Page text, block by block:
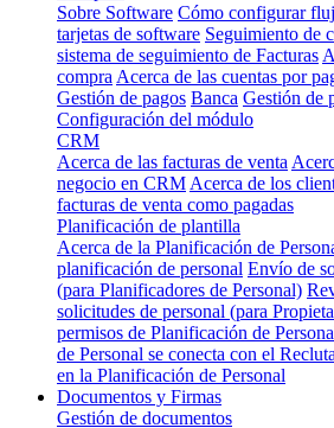
Sobre Software Cómo configurar
tarjetas de software Seguimiento de
sistema de seguimiento de Facturas
compra Acerca de las cuentas por
Gestión de pagos Banca Gestión de
Configuración del módulo
CRM
Acerca de las facturas de venta
negocio en CRM Acerca de los
facturas de venta como pagadas
Planificación de plantilla
Acerca de la Planificación de
planificación de personal Envío de
(para Planificadores de Personal)
solicitudes de personal (para
permisos de Planificación de
de Personal se conecta con el
en la Planificación de Personal
Documentos y Firmas
Gestión de documentos